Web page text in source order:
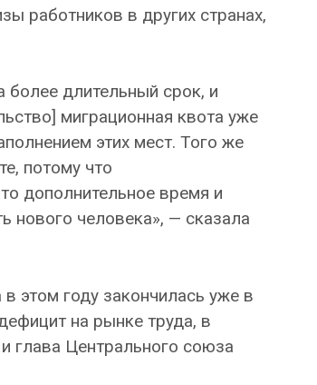
работников в других странах,
более длительный срок, и
миграционная квота уже
этих мест. Того же
потому что
дополнительное время и
нового человека», — сказала
этом году закончилась уже в
на рынке труда, в
глава Центрального союза